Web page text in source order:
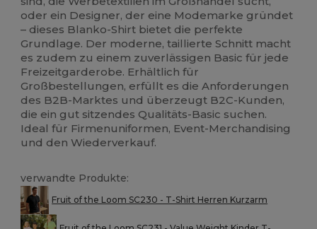
oder ein Designer, der eine Modemarke gründet
– dieses Blanko-Shirt bietet die perfekte
Grundlage. Der moderne, taillierte Schnitt macht
es zudem zu einem zuverlässigen Basic für jede
Freizeitgarderobe. Erhältlich für
Großbestellungen, erfüllt es die Anforderungen
des B2B-Marktes und überzeugt B2C-Kunden,
die ein gut sitzendes Qualitäts-Basic suchen.
Ideal für Firmenuniformen, Event-Merchandising
und den Wiederverkauf.
verwandte Produkte:
Fruit of the Loom SC230 - T-Shirt Herren Kurzarm